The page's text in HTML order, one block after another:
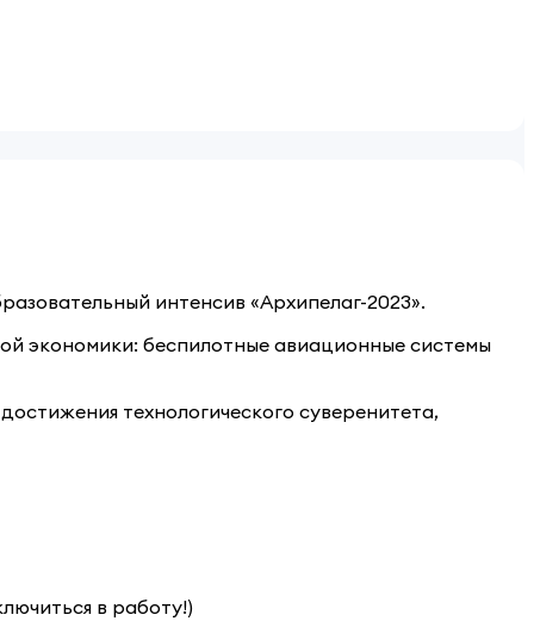
интенсив «Архипелаг-2023».
экономики: беспилотные авиационные системы
технологического суверенитета,
в работу!)